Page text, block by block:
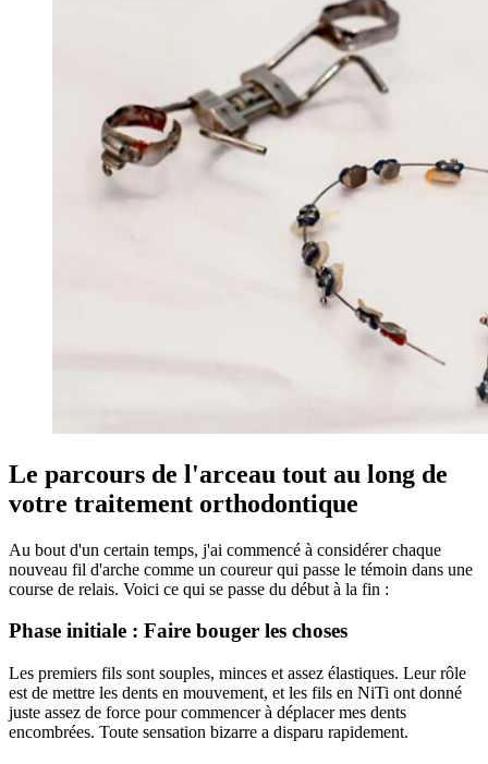
Le parcours de l'arceau tout au long de
votre traitement orthodontique
Au bout d'un certain temps, j'ai commencé à considérer chaque
nouveau fil d'arche comme un coureur qui passe le témoin dans une
course de relais. Voici ce qui se passe du début à la fin :
Phase initiale : Faire bouger les choses
Les premiers fils sont souples, minces et assez élastiques. Leur rôle
est de mettre les dents en mouvement, et les fils en NiTi ont donné
juste assez de force pour commencer à déplacer mes dents
encombrées. Toute sensation bizarre a disparu rapidement.